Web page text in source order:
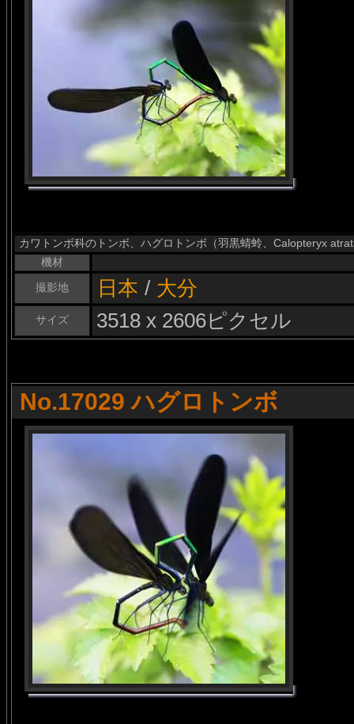
カワトンボ科のトンボ、ハグロトンボ（羽黒蜻蛉、Calopteryx
機材
撮影地
日本 / 大分
サイズ 3518 x 2606ピクセル
No.17029 ハグロトンボ